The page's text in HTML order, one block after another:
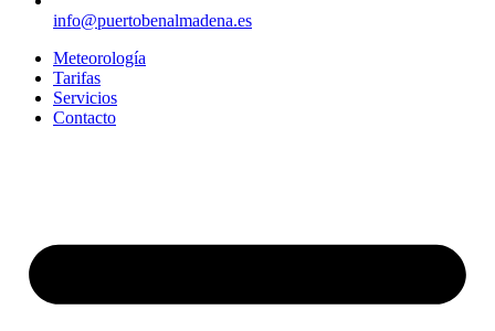
info@puertobenalmadena.es
Meteorología
Tarifas
Servicios
Contacto